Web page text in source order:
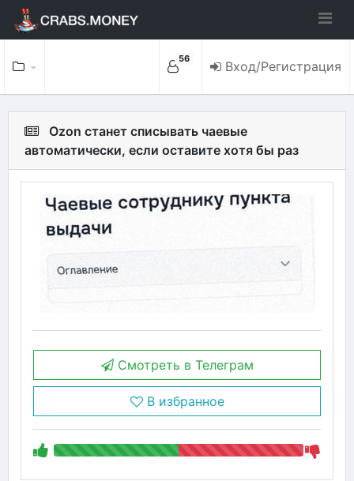
56 Вход/Регистрация
Ozon станет списывать чаевые
автоматически, если оставите хотя бы раз
Смотреть в Телеграм
В избранное